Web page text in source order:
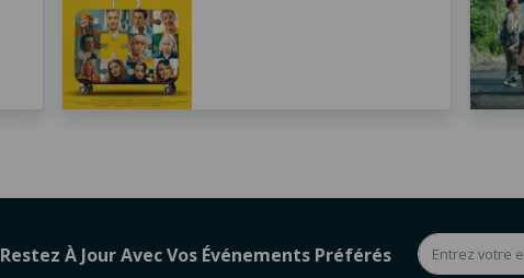
Restez À Jour Avec Vos Événements Préférés